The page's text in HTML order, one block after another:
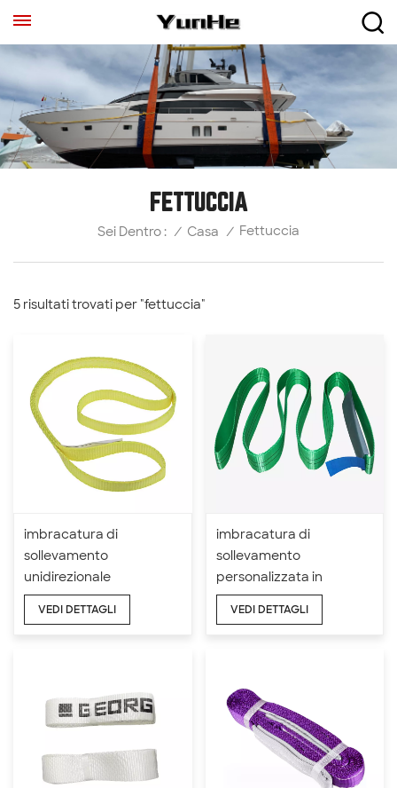
FETTUCCIA
Sei Dentro : / Casa / Fettuccia
5 risultati trovati per "fettuccia"
imbracatura di
sollevamento
unidirezionale
personalizzata 4:1 5:1 6:1
VEDI DETTAGLI
imbracatura di
sollevamento
personalizzata in
poliestere 1,5 T 7:1
VEDI DETTAGLI